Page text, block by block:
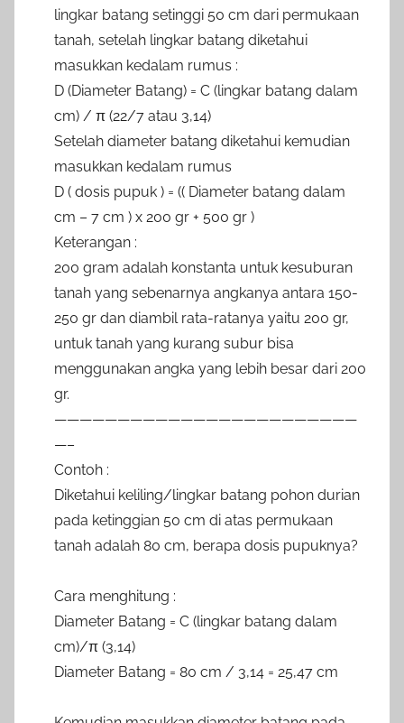
lingkar batang setinggi 50 cm dari permukaan
tanah, setelah lingkar batang diketahui
masukkan kedalam rumus :
D (Diameter Batang) = C (lingkar batang dalam
cm) / π (22/7 atau 3,14)
Setelah diameter batang diketahui kemudian
masukkan kedalam rumus
D ( dosis pupuk ) = (( Diameter batang dalam
cm – 7 cm ) x 200 gr + 500 gr )
Keterangan :
200 gram adalah konstanta untuk kesuburan
tanah yang sebenarnya angkanya antara 150-
250 gr dan diambil rata-ratanya yaitu 200 gr,
untuk tanah yang kurang subur bisa
menggunakan angka yang lebih besar dari 200
gr.
————————————————————————
—–
Contoh :
Diketahui keliling/lingkar batang pohon durian
pada ketinggian 50 cm di atas permukaan
tanah adalah 80 cm, berapa dosis pupuknya?
Cara menghitung :
Diameter Batang = C (lingkar batang dalam
cm)/π (3,14)
Diameter Batang = 80 cm / 3,14 = 25,47 cm